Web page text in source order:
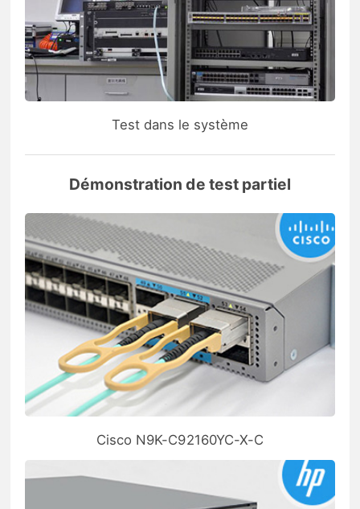
Test dans le système
Démonstration de test partiel
Cisco N9K-C92160YC-X-C